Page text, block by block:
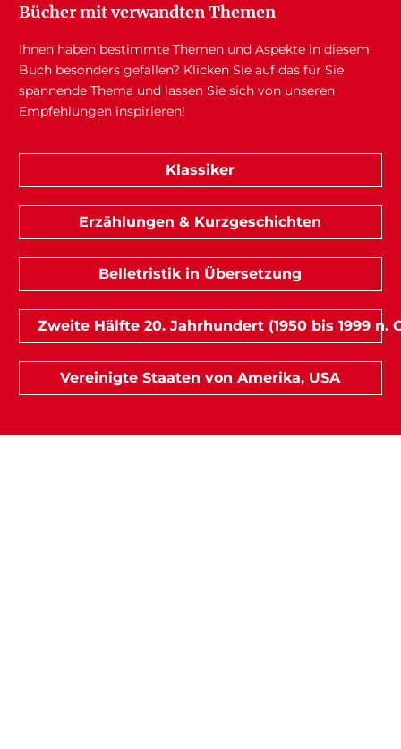
Bücher mit verwandten Themen
Ihnen haben bestimmte Themen und Aspekte in diesem
Buch besonders gefallen? Klicken Sie auf das für Sie
spannende Thema und lassen Sie sich von unseren
Empfehlungen inspirieren!
Klassiker
Erzählungen & Kurzgeschichten
Belletristik in Übersetzung
Zweite Hälfte 20. Jahrhundert (1950 bis 1999 n.
Vereinigte Staaten von Amerika, USA